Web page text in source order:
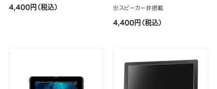
4,400円（税込）
※スピーカー非搭載
4,400円（税込）